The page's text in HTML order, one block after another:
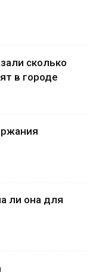
сколько
в городе
ли она для